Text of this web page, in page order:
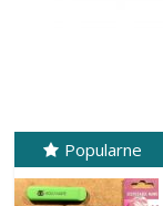
Popularne